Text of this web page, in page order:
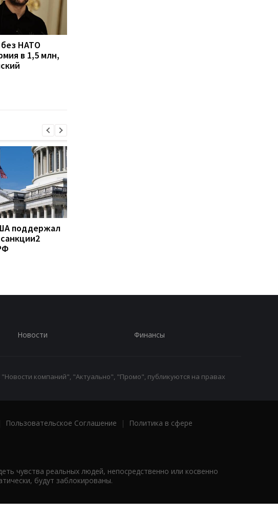
НАТО
в 1,5 млн,
поддержал
Новости Финансы
компаний", "Актуально", "Промо", публикуются на правах
Пользовательское Соглашение |
Политика в сфере
чувства реальных людей, непосредственно или косвенно
будут заблокированы.